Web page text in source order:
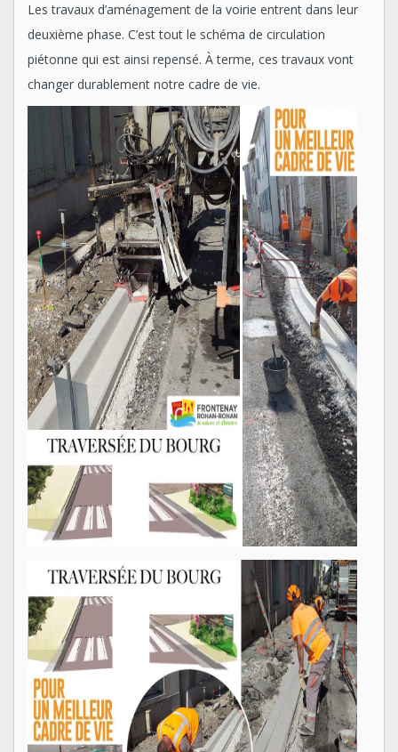
Les travaux d’aménagement de la voirie entrent dans leur
deuxième phase. C’est tout le schéma de circulation
piétonne qui est ainsi repensé. À terme, ces travaux vont
changer durablement notre cadre de vie.